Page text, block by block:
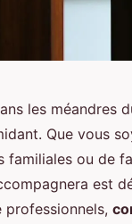
les méandres
Que vous
familiales ou de
est
professionnels,